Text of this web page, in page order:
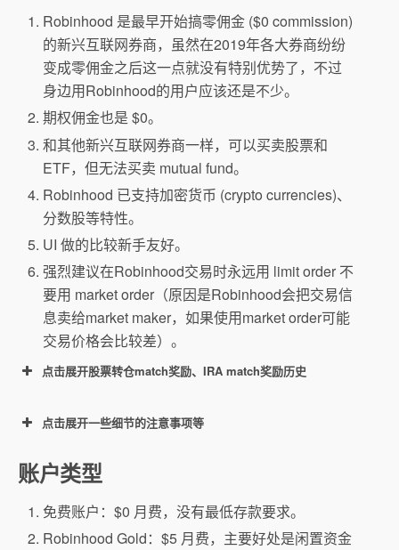
Robinhood 是最早开始搞零佣金 ($0 commission)
的新兴互联网券商，虽然在2019年各大券商纷纷
变成零佣金之后这一点就没有特别优势了，不过
身边用Robinhood的用户应该还是不少。
期权佣金也是 $0。
和其他新兴互联网券商一样，可以买卖股票和
ETF，但无法买卖 mutual fund。
Robinhood 已支持加密货币 (crypto currencies)、
分数股等特性。
UI 做的比较新手友好。
强烈建议在Robinhood交易时永远用 limit order 不
要用 market order（原因是Robinhood会把交易信
息卖给market maker，如果使用market order可能
交易价格会比较差）。
点击展开股票转仓match奖励、IRA match奖励历史
点击展开一些细节的注意事项等
账户类型
免费账户：$0 月费，没有最低存款要求。
Robinhood Gold：$5 月费，主要好处是闲置资金